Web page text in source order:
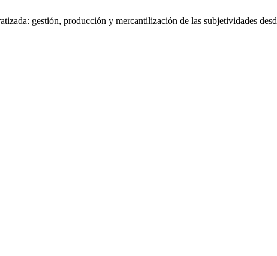
gestión, producción y mercantilización de las subjetividades